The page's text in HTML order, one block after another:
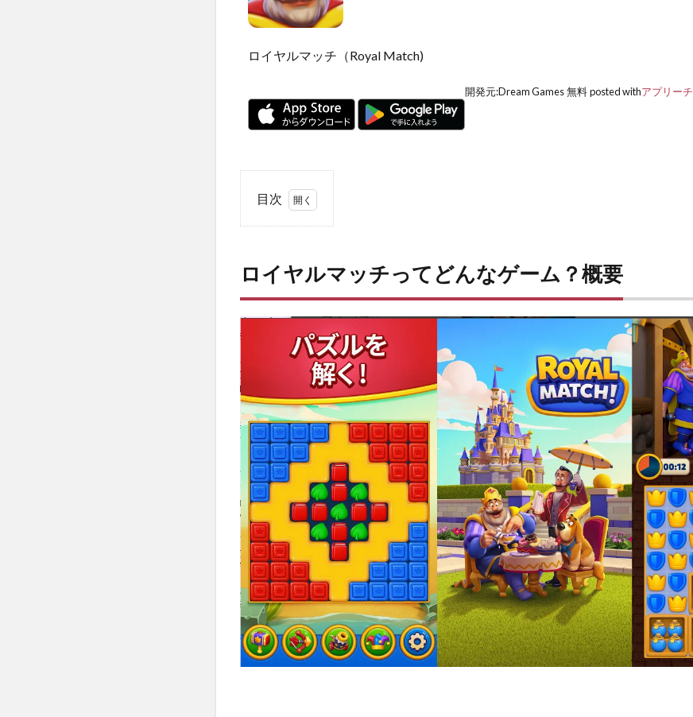
ロイヤルマッチ（Royal Match)
開発元:Dream Games 無料 posted withアプリーチ
目次
マッ
んな
2
ロイ
ヤル
マッ
チの
魅力
3
つ！
ココ
が面
白
い！
2.1
①お
城を
自分
ロイヤルマッチってどんなゲーム？概要